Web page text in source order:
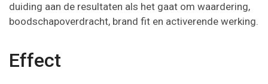
duiding aan de resultaten als het gaat om waardering,
boodschapoverdracht, brand fit en activerende werking.
Effect